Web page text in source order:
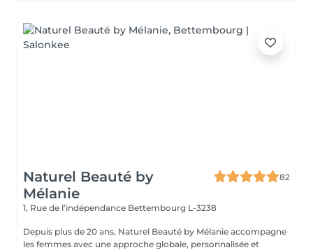
Naturel Beauté by
Mélanie
82
1, Rue de l’indépendance Bettembourg L-3238
Depuis plus de 20 ans, Naturel Beauté by Mélanie accompagne
les femmes avec une approche globale, personnalisée et